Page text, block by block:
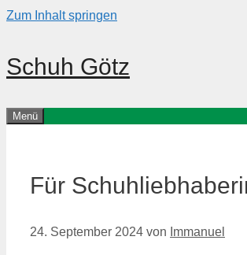
Zum Inhalt springen
Schuh Götz
Menü
Für
24. September 2024 von Immanuel